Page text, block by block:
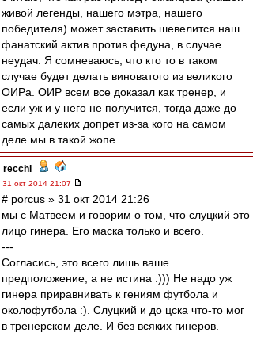
живой легенды, нашего мэтра, нашего
победителя) может заставить шевелится наш
фанатский актив против федуна, в случае
неудач. Я сомневаюсь, что кто то в таком
случае будет делать виноватого из великого
ОИРа. ОИР всем все доказал как тренер, и
если уж и у него не получится, тогда даже до
самых далеких допрет из-за кого на самом
деле мы в такой жопе.
recchi -
31 окт 2014 21:07
# porcus » 31 окт 2014 21:26
мы с Матвеем и говорим о том, что слуцкий это
лицо гинера. Его маска только и всего.
---
Согласись, это всего лишь ваше
предположение, а не истина :))) Не надо уж
гинера приравнивать к гениям футбола и
околофутбола :). Слуцкий и до цска что-то мог
в тренерском деле. И без всяких гинеров.